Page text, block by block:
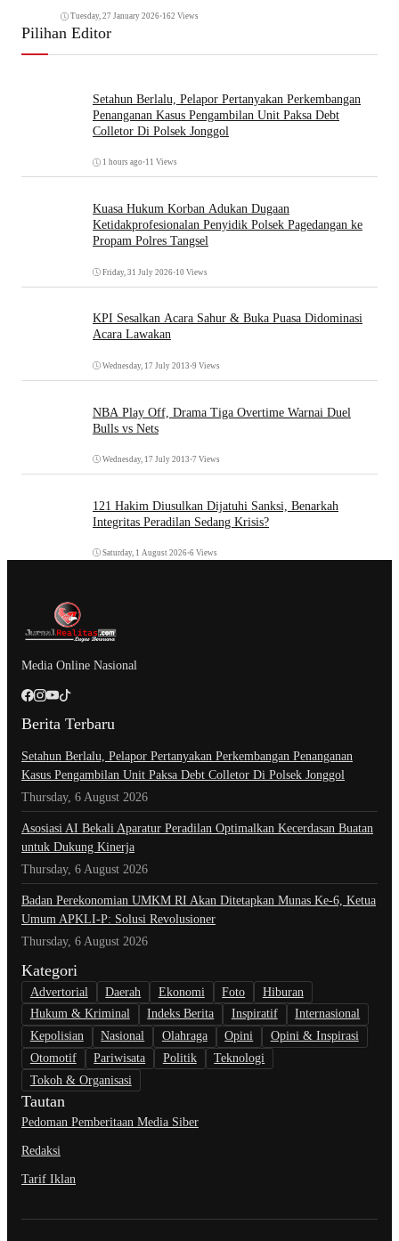
Tuesday, 27 January 2026•162 Views
Pilihan Editor
Setahun Berlalu, Pelapor Pertanyakan Perkembangan
Penanganan Kasus Pengambilan Unit Paksa Debt
Colletor Di Polsek Jonggol
1 hours ago •11 Views
Kuasa Hukum Korban Adukan Dugaan
Ketidakprofesionalan Penyidik Polsek Pagedangan ke
Propam Polres Tangsel
Friday, 31 July 2026•10 Views
KPI Sesalkan Acara Sahur & Buka Puasa Didominasi
Acara Lawakan
Wednesday, 17 July 2013 •9 Views
NBA Play Off, Drama Tiga Overtime Warnai Duel
Bulls vs Nets
Wednesday, 17 July 2013 •7 Views
121 Hakim Diusulkan Dijatuhi Sanksi, Benarkah
Integritas Peradilan Sedang Krisis?
Saturday, 1 August 2026•6 Views
Media Online Nasional
Berita Terbaru
Setahun Berlalu, Pelapor Pertanyakan Perkembangan Penanganan
Kasus Pengambilan Unit Paksa Debt Colletor Di Polsek Jonggol
Thursday, 6 August 2026
Asosiasi AI Bekali Aparatur Peradilan Optimalkan Kecerdasan Buatan
untuk Dukung Kinerja
Thursday, 6 August 2026
Badan Perekonomian UMKM RI Akan Ditetapkan Munas Ke-6, Ketua
Umum APKLI-P: Solusi Revolusioner
Thursday, 6 August 2026
Kategori
Advertorial Daerah Ekonomi Foto
Hiburan
Hukum & Kriminal
Indeks Berita Inspiratif
Internasional
Kepolisian
Nasional Olahraga Opini
Opini & Inspirasi
Otomotif
Pariwisata Politik
Teknologi
Tokoh & Organisasi
Tautan
Pedoman Pemberitaan Media Siber
Redaksi
Tarif Iklan